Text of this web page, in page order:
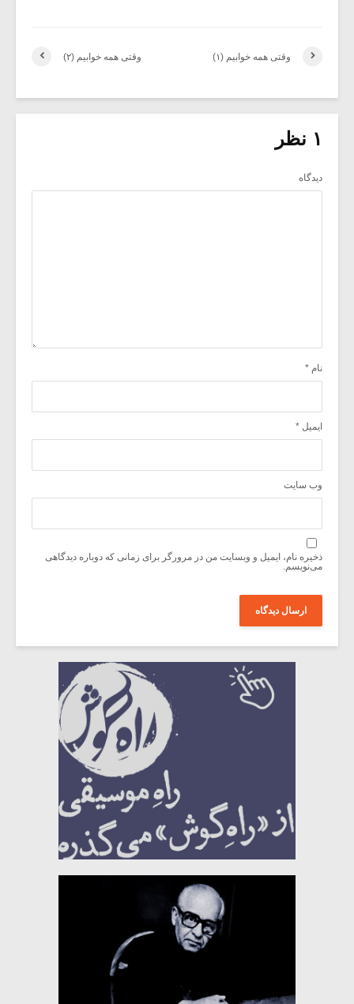
وقتی همه خوابیم (۲) وقتی همه خوابیم (۱)
۱ نظر
دیدگاه
نام *
ایمیل *
وب‌ سایت
ذخیره نام، ایمیل و وبسایت من در مرورگر برای زمانی که دوباره دیدگاهی
می‌نویسم.